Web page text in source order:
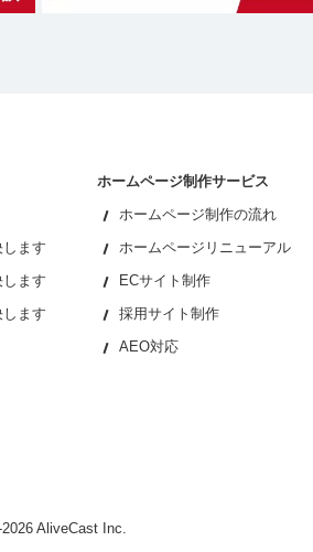
ます
ます
ます
ホームページ制作サービス
ホームページ制作の流れ
ホームページリニューアル
ECサイト制作
採用サイト制作
AEO対応
AliveCast Inc.